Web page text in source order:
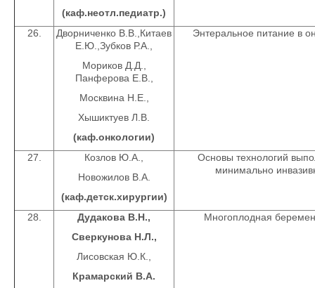
(каф.неотл.педиатр.)
26.
Дворниченко В.В.,Китаев
Е.Ю.,Зубков Р.А.,
Мориков Д.Д.,
Панферова Е.В.,
Москвина Н.Е.,
Хышиктуев Л.В.
(каф.онкологии)
Энтеральное питание в
27.
Козлов Ю.А.,
Новожилов В.А.
(каф.детск.хирургии)
Основы технологий
минимально
28.
Дудакова В.Н.,
Сверкунова Н.Л.,
Лисовская Ю.К.,
Крамарский В.А.
Многоплодная